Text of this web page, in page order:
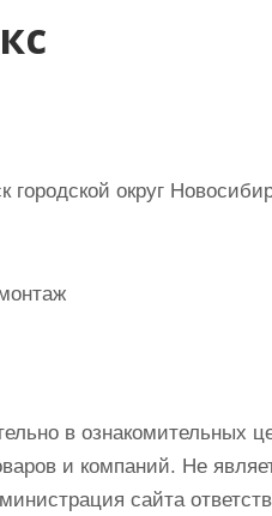
округ
в ознакомительных
и компаний. Не
сайта